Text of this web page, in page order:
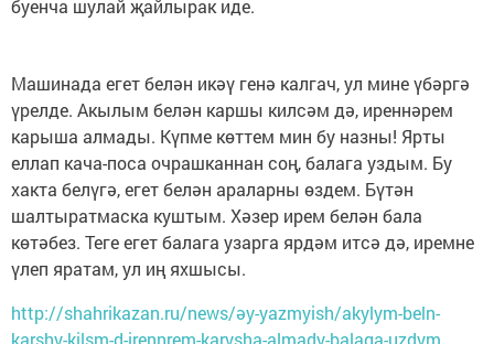
буенча шулай җайлырак иде.
Машинада егет белән икәү генә калгач, ул мине үбәргә
үрелде. Акылым белән каршы килсәм дә, иреннәрем
карыша алмады. Күпме көттем мин бу назны! Ярты
еллап кача-поса очрашканнан соң, балага уздым. Бу
хакта белүгә, егет белән араларны өздем. Бүтән
шалтыратмаска куштым. Хәзер ирем белән бала
көтәбез. Теге егет балага узарга ярдәм итсә дә, иремне
үлеп яратам, ул иң яхшысы.
http://shahrikazan.ru/news/әy-yazmyish/akylym-beln-
karshy-kilsm-d-irennrem-karysha-almady-balaga-uzdym